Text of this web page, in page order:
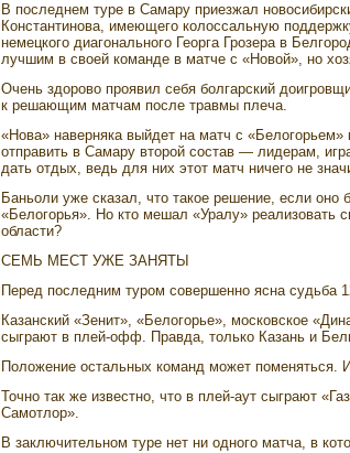
В последнем туре в Самару приезжал
Константинова, имеющего колоссальную
немецкого диагонального Георга Грозера в
лучшим в своей команде в матче с «Новой», но
Очень здорово проявил себя болгарский
к решающим матчам после травмы плеча.
«Нова» наверняка выйдет на матч с
отправить в Самару второй состав — лидерам,
дать отдых, ведь для них этот матч ничего не
Баньоли уже сказал, что такое решение, если оно
«Белогорья». Но кто мешал «Уралу» реализовать
области?
СЕМЬ МЕСТ УЖЕ ЗАНЯТЫ
Перед последним туром совершенно ясна судьба
Казанский «Зенит», «Белогорье», московское
сыграют в плей-офф. Правда, только Казань и
Положение остальных команд может поменяться.
Точно так же известно, что в плей-аут сыграют
Самотлор».
В заключительном туре нет ни одного матча, в